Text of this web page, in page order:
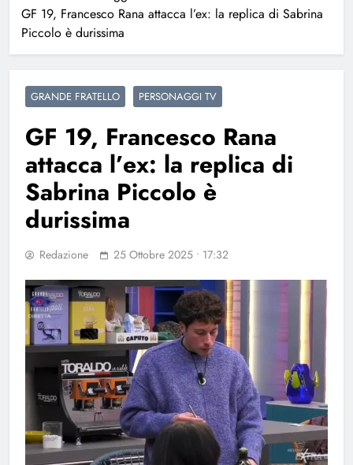
GF 19, Francesco Rana attacca l’ex: la replica di Sabrina
Piccolo è durissima
GRANDE FRATELLO PERSONAGGI TV
GF 19, Francesco Rana
attacca l’ex: la replica di
Sabrina Piccolo è
durissima
Redazione 25 Ottobre 2025 • 17:32